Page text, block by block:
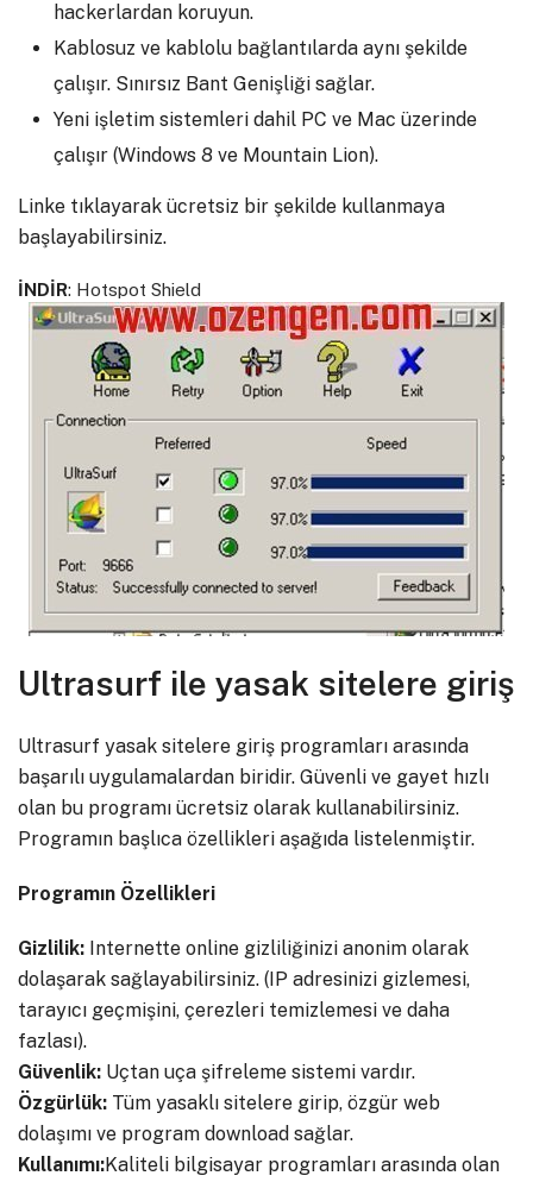
hackerlardan koruyun.
Kablosuz ve kablolu bağlantılarda aynı şekilde
çalışır. Sınırsız Bant Genişliği sağlar.
Yeni işletim sistemleri dahil PC ve Mac üzerinde
çalışır (Windows 8 ve Mountain Lion).
Linke tıklayarak ücretsiz bir şekilde kullanmaya
başlayabilirsiniz.
İNDİR: Hotspot Shield
Ultrasurf ile yasak sitelere giriş
Ultrasurf yasak sitelere giriş programları arasında
başarılı uygulamalardan biridir. Güvenli ve gayet hızlı
olan bu programı ücretsiz olarak kullanabilirsiniz.
Programın başlıca özellikleri aşağıda listelenmiştir.
Programın Özellikleri
Gizlilik: Internette online gizliliğinizi anonim olarak
dolaşarak sağlayabilirsiniz. (IP adresinizi gizlemesi,
tarayıcı geçmişini, çerezleri temizlemesi ve daha
fazlası).
Güvenlik: Uçtan uça şifreleme sistemi vardır.
Özgürlük: Tüm yasaklı sitelere girip, özgür web
dolaşımı ve program download sağlar.
Kullanımı:Kaliteli bilgisayar programları arasında olan